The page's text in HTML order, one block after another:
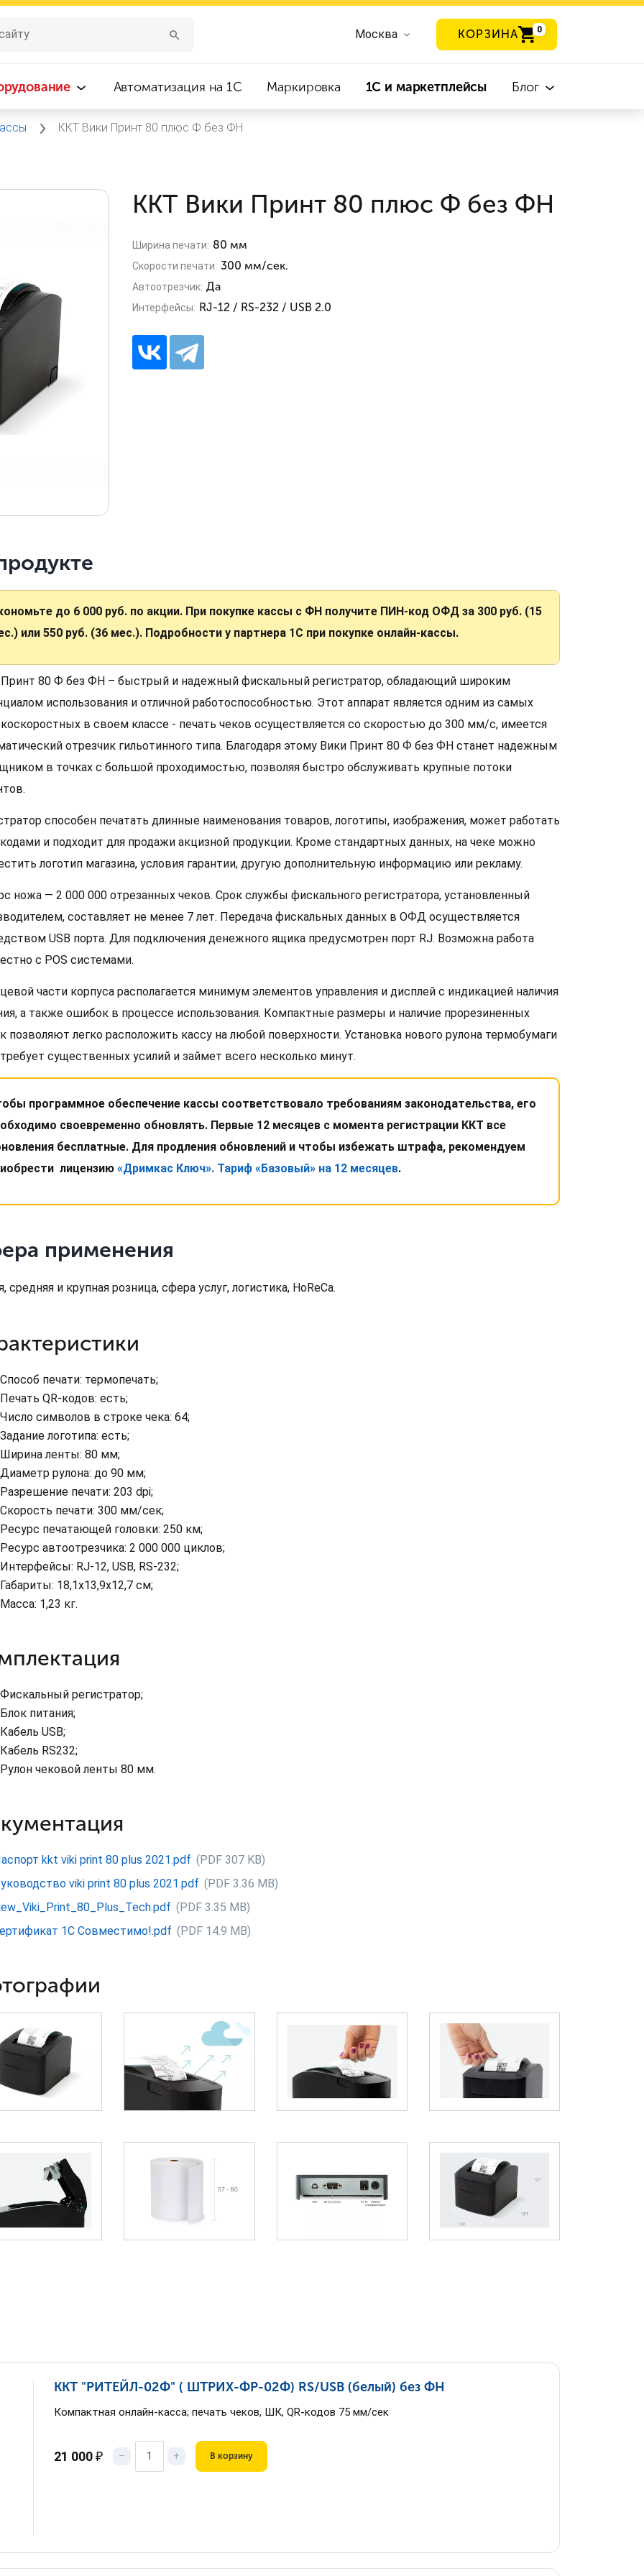
Москва КОРЗИНА 0
Автоматизация на 1С Маркировка 1С и маркетплейсы Блог
ККТ Вики Принт 80 плюс Ф без ФН
ККТ Вики Принт 80 плюс Ф без ФН
Ширина печати: 80 мм
Скорости печати: 300 мм/сек.
Автоотрезчик: Да
Интерфейсы: RJ-12 / RS-232 / USB 2.0
до 6 000 руб. по акции. При покупке кассы с ФН получите ПИН-код ОФД за 300 руб. (15
или 550 руб. (36 мес.). Подробности у партнера 1С при покупке онлайн-кассы.
80 Ф без ФН – быстрый и надежный фискальный регистратор, обладающий широким
использования и отличной работоспособностью. Этот аппарат является одним из самых
в своем классе - печать чеков осуществляется со скоростью до 300 мм/с, имеется
отрезчик гильотинного типа. Благодаря этому Вики Принт 80 Ф без ФН станет надежным
в точках с большой проходимостью, позволяя быстро обслуживать крупные потоки
способен печатать длинные наименования товаров, логотипы, изображения, может работать
и подходит для продажи акцизной продукции. Кроме стандартных данных, на чеке можно
логотип магазина, условия гарантии, другую дополнительную информацию или рекламу.
ножа — 2 000 000 отрезанных чеков. Срок службы фискального регистратора, установленный
составляет не менее 7 лет. Передача фискальных данных в ОФД осуществляется
USB порта. Для подключения денежного ящика предусмотрен порт RJ. Возможна работа
с POS системами.
части корпуса располагается минимум элементов управления и дисплей с индикацией наличия
а также ошибок в процессе использования. Компактные размеры и наличие прорезиненных
позволяют легко расположить кассу на любой поверхности. Установка нового рулона термобумаги
существенных усилий и займет всего несколько минут.
программное обеспечение кассы соответствовало требованиям законодательства, его
своевременно обновлять. Первые 12 месяцев с момента регистрации ККТ все
бесплатные. Для продления обновлений и чтобы избежать штрафа, рекомендуем
лицензию «Дримкас Ключ». Тариф «Базовый» на 12 месяцев.
применения
средняя и крупная розница, сфера услуг, логистика, HoReCa.
Способ печати: термопечать;
Печать QR-кодов: есть;
Число символов в строке чека: 64;
Задание логотипа: есть;
Ширина ленты: 80 мм;
Диаметр рулона: до 90 мм;
Разрешение печати: 203 dpi;
Скорость печати: 300 мм/сек;
Ресурс печатающей головки: 250 км;
Ресурс автоотрезчика: 2 000 000 циклов;
Интерфейсы: RJ-12, USB, RS-232;
Габариты: 18,1x13,9x12,7 см;
Масса: 1,23 кг.
Фискальный регистратор;
Блок питания;
Кабель USB;
Кабель RS­232;
Рулон чековой ленты 80 мм.
kkt viki print 80 plus 2021.pdf (PDF 307 KB)
viki print 80 plus 2021.pdf (PDF 3.36 MB)
(PDF 3.35 MB)
1С Совместимо!.pdf (PDF 14.9 MB)
ККТ "РИТЕЙЛ-02Ф" ( ШТРИХ-ФР-02Ф) RS/USB (белый) без ФН
Компактная онлайн-касса; печать чеков, ШК, QR-кодов 75 мм/сек
21 000₽ – + В корзину